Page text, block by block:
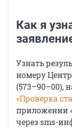
Как я
Узнать
номеру
(573–90–00),
«Проверка
приложении
через sms-